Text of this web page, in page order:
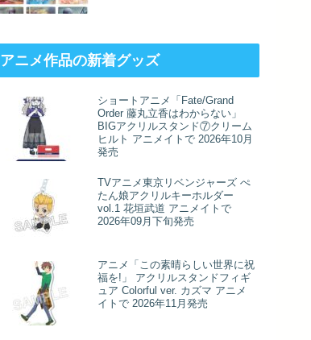
アニメ作品の新着グッズ
ショートアニメ「Fate/Grand
Order 藤丸立香はわからない」
BIGアクリルスタンド⑦クリーム
ヒルト アニメイトで 2026年10月
発売
TVアニメ東京リベンジャーズ ぺ
たん娘アクリルキーホルダー
vol.1 花垣武道 アニメイトで
2026年09月下旬発売
アニメ「この素晴らしい世界に祝
福を!」 アクリルスタンドフィギ
ュア Colorful ver. カズマ アニメ
イトで 2026年11月発売